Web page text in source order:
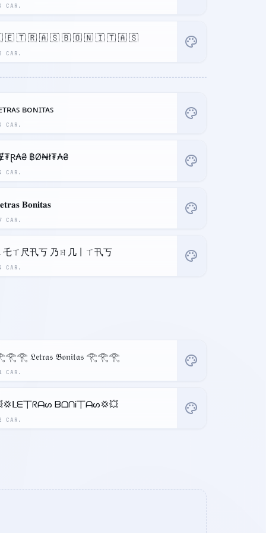
CAR.
CAR.
🇪 🇹 🇷 🇦 🇸 🇧 🇴 🇳 🇮 🇹 🇦 🇸 palette
CAR.
ʙᴏɴɪᴛᴀꜱ palette
CAR.
฿Ø₦ł₮₳₴ palette
CAR.
𝐁𝐨𝐧𝐢𝐭𝐚𝐬 palette
CAR.
乇ㄒ尺卂丂 乃ㄖ几丨ㄒ卂丂 palette
CAR.
𝔏𝔢𝔱𝔯𝔞𝔰 𝔅𝔬𝔫𝔦𝔱𝔞𝔰 𓂀𓂀𓂀 palette
CAR.
丅ᖇᗩᔕ ᗷᗝᑎᎥ丅ᗩᔕ💢💥 palette